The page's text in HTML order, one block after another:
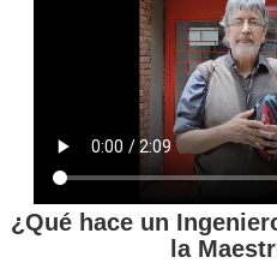
¿Qué hace un
la